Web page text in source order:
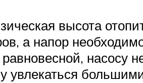
высота
а напор
насосу
увлекаться